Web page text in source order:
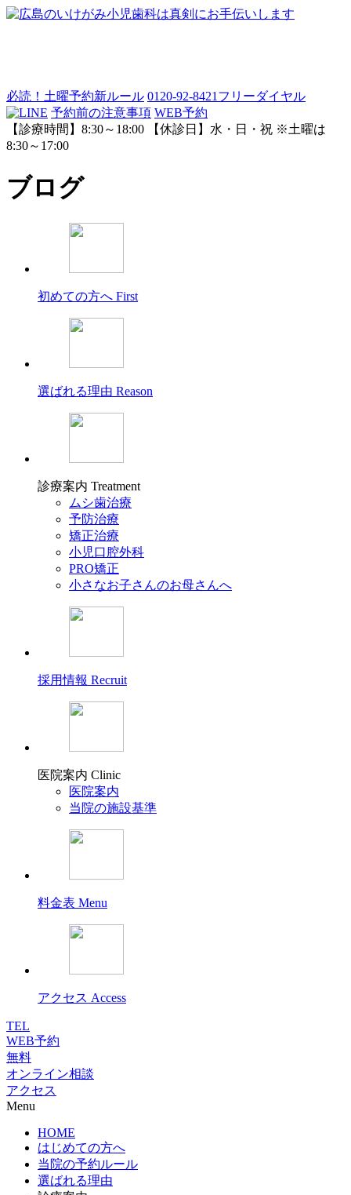
必読！土曜予約新ルール 0120-92-8421 フリーダイヤル
予約前の注意事項 WEB予約
【診療時間】8:30～18:00 【休診日】水・日・祝 ※土曜は
8:30～17:00
ブログ
初めての方へ First
選ばれる理由 Reason
診療案内 Treatment
ムシ歯治療
予防治療
矯正治療
小児口腔外科
PRO矯正
小さなお子さんのお母さんへ
採用情報 Recruit
医院案内 Clinic
医院案内
当院の施設基準
料金表 Menu
アクセス Access
TEL
WEB予約
無料
オンライン相談
アクセス
Menu
HOME
はじめての方へ
当院の予約ルール
選ばれる理由